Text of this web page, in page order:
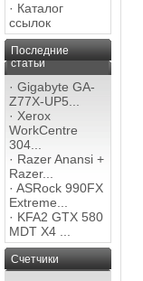
· Каталог
ссылок
Последние
статьи
· Gigabyte GA-
Z77X-UP5...
· Xerox
WorkCentre
304...
· Razer Anansi +
Razer...
· ASRock 990FX
Extreme...
· KFA2 GTX 580
MDT X4 ...
Счетчики